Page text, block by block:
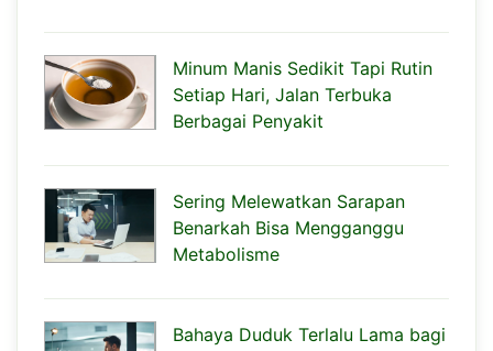
Minum Manis Sedikit Tapi Rutin
Setiap Hari, Jalan Terbuka
Berbagai Penyakit
Sering Melewatkan Sarapan
Benarkah Bisa Mengganggu
Metabolisme
Bahaya Duduk Terlalu Lama bagi